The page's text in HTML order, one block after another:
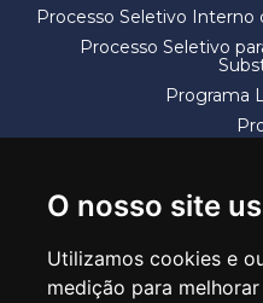
O nosso site
Utilizamos cookies e
medição para
Processo Seletivo
Processo Seletivo
Programa